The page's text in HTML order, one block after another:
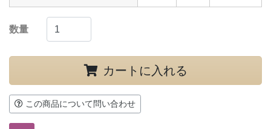
数量
カートに入れる
この商品について問い合わせ